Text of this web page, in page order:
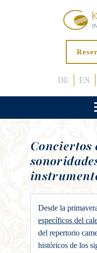
DE EN
Conciertos
Desde la
específicos del
del repertorio
históricos de los